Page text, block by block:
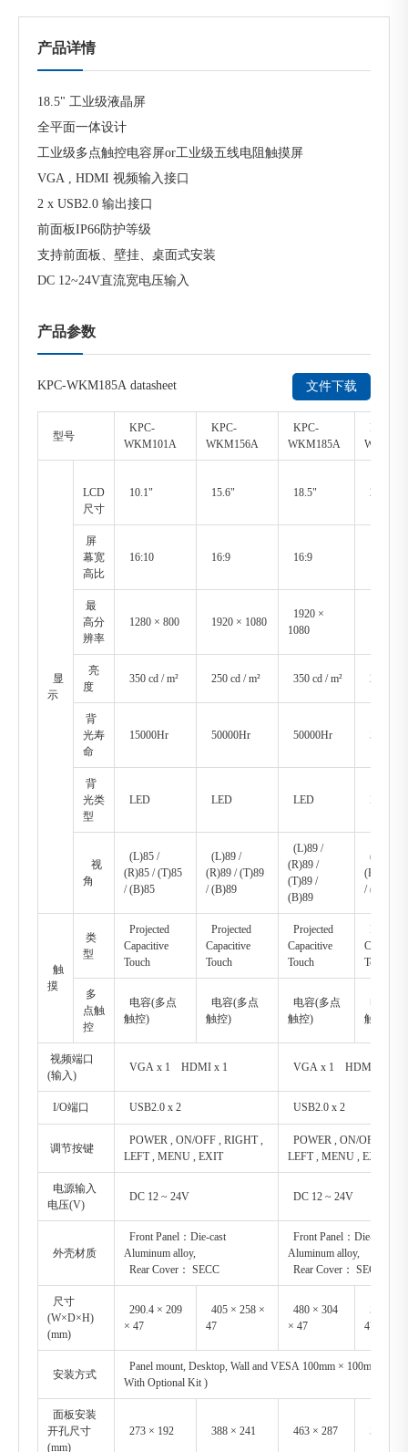
产品详情
18.5" 工业级液晶屏
全平面一体设计
工业级多点触控电容屏or工业级五线电阻触摸屏
VGA , HDMI 视频输入接口
2 x USB2.0 输出接口
前面板IP66防护等级
支持前面板、壁挂、桌面式安装
DC 12~24V直流宽电压输入
产品参数
KPC-WKM185A datasheet 文件下载
型号
KPC-
WKM101A
KPC-
WKM156A
KPC-
WKM185A
KPC-
显
示
LCD
尺寸
10.1" 15.6" 18.5" 21.5"
屏
幕宽
高比
16:10 16:9 16:9
最
高分
辨率
1280 × 800 1920 × 1080
1920 ×
1080
亮
度
350 cd / m² 250 cd / m² 350 cd / m² 250 cd /
背
光寿
命
15000Hr 50000Hr 50000Hr 50000Hr
背
光类
型
LED LED LED LED
视
角
(L)85 /
(R)85 / (T)85
/ (B)85
(L)89 /
(R)89 / (T)89
/ (B)89
(L)89 /
(R)89 /
(T)89 /
(B)89
(L)89 /
(R)89 /
/ (B)89
触
摸
类
型
Projected
Capacitive
Touch
Projected
Capacitive
Touch
Projected
Capacitive
Touch
Capacitive
Touch
多
点触
控
电容(多点
触控)
电容(多点
触控)
电容(多点
触控)
触控)
视频端口
(输入)
VGA x 1 HDMI x 1 VGA x 1 HDMI x 1
I/O端口 USB2.0 x 2 USB2.0 x 2
调节按键
POWER , ON/OFF , RIGHT ,
LEFT , MENU , EXIT
POWER , ON/OFF ,
LEFT , MENU , EXIT
电源输入
电压(V)
DC 12 ~ 24V DC 12 ~ 24V
外壳材质
Front Panel：Die-cast
Aluminum alloy,
Rear Cover： SECC
Front Panel：Die-cast
Aluminum alloy,
Rear Cover： SECC
尺寸
(W×D×H)
(mm)
290.4 × 209
× 47
405 × 258 ×
47
480 × 304
× 47
550 ×
47
安装方式
Panel mount, Desktop, Wall and VESA 100mm × 100mm
With Optional Kit )
面板安装
开孔尺寸
(mm)
273 × 192 388 × 241 463 × 287 533 ×